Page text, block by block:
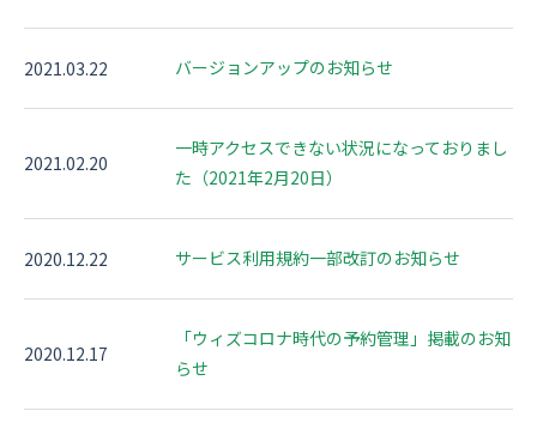
2021.03.22 バージョンアップのお知らせ
2021.02.20
一時アクセスできない状況になっておりまし
た（2021年2月20日）
2020.12.22 サービス利用規約一部改訂のお知らせ
2020.12.17
「ウィズコロナ時代の予約管理」掲載のお知
らせ